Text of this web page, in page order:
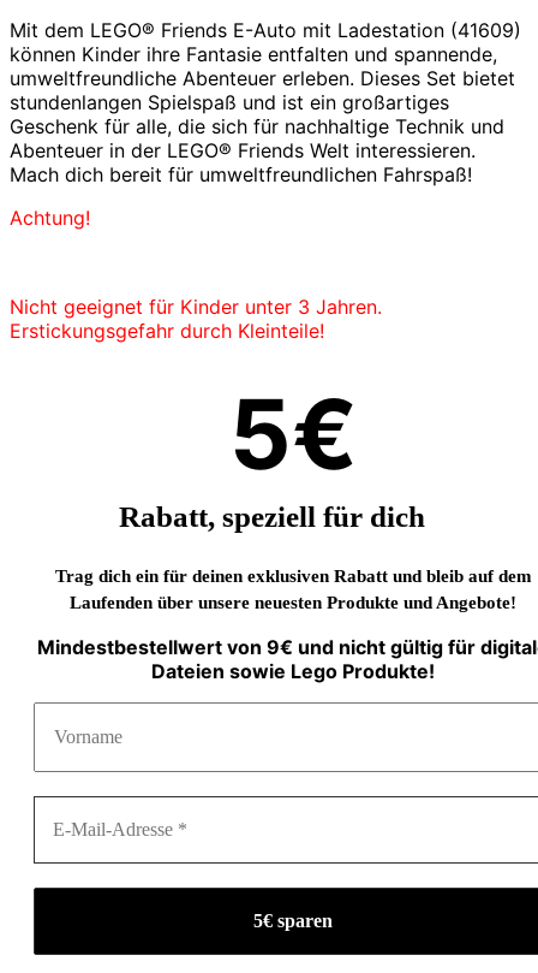
Mit dem LEGO® Friends E-Auto mit Ladestation (41609)
können Kinder ihre Fantasie entfalten und spannende,
umweltfreundliche Abenteuer erleben. Dieses Set bietet
stundenlangen Spielspaß und ist ein großartiges
Geschenk für alle, die sich für nachhaltige Technik und
Abenteuer in der LEGO® Friends Welt interessieren.
Mach dich bereit für umweltfreundlichen Fahrspaß!
Achtung!
Nicht geeignet für Kinder unter 3 Jahren.
Erstickungsgefahr durch Kleinteile!
5€
Rabatt, speziell für dich
Trag dich ein für deinen exklusiven Rabatt und bleib auf dem
Laufenden über unsere neuesten Produkte und Angebote!
Mindestbestellwert von 9€ und nicht gültig für
Dateien sowie Lego Produkte!